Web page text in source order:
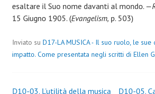
esaltare il Suo nome davanti al mondo. —
15 Giugno 1905. (Evangelism, p. 503)
Inviato su D17-LA MUSICA - Il suo ruolo, le
impatto. Come presentata negli scritti di Ellen
D10-03. L’utilità della musica
D10-05.